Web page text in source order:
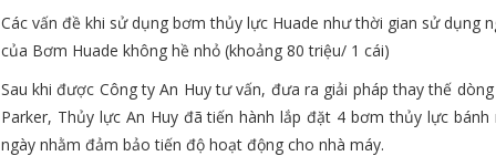
Các vấn đề khi sử dụng bơm thủy lực Huade như thời gian sử dụng
của Bơm Huade không hề nhỏ (khoảng 80 triệu/ 1 cái)
Sau khi được Công ty An Huy tư vấn, đưa ra giải pháp thay thế
Parker, Thủy lực An Huy đã tiến hành lắp đặt 4 bơm thủy lực
ngày nhằm đảm bảo tiến độ hoạt động cho nhà máy.